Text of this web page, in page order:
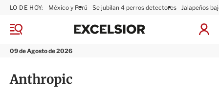
M
n
09 de Agosto de 2026
LO DE HOY: México y Perú Se jubilan 4 perros detectores Jalapeños
I
x
Anthropic